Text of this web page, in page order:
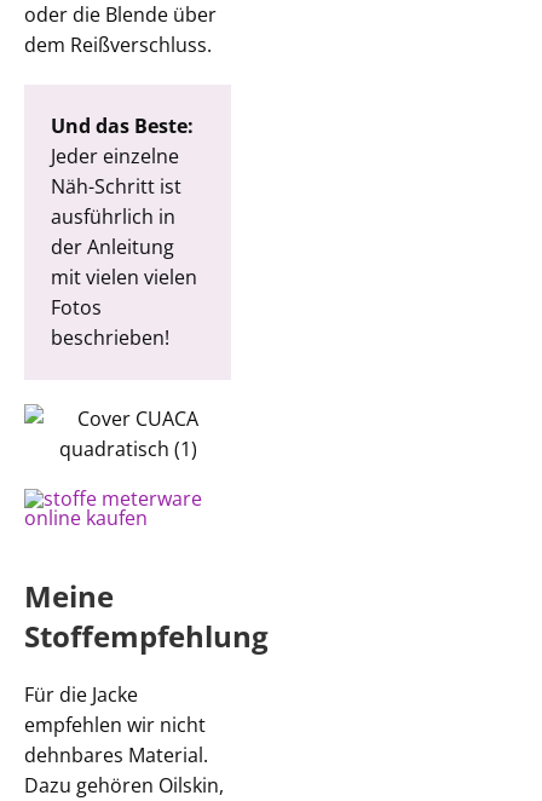
oder die Blende über
dem Reißverschluss.
Und das Beste:
Jeder einzelne
Näh-Schritt ist
ausführlich in
der Anleitung
mit vielen vielen
Fotos
beschrieben!
Meine
Stoffempfehlung
Für die Jacke
empfehlen wir nicht
dehnbares Material.
Dazu gehören Oilskin,